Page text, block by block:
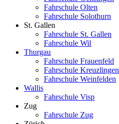
Fahrschule Olten
Fahrschule Solothurn
St. Gallen
Fahrschule St. Gallen
Fahrschule Wil
Thurgau
Fahrschule Frauenfeld
Fahrschule Kreuzlingen
Fahrschule Weinfelden
Wallis
Fahrschule Visp
Zug
Fahrschule Zug